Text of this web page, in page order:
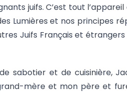
juifs. C’est tout l’appareil
Lumières et nos principes
Juifs Français et
sabotier et de cuisinière,
mère et mon père et